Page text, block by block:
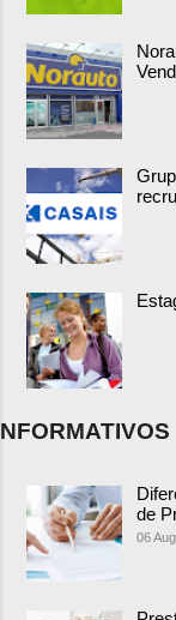
NFORMATIVOS
de
06